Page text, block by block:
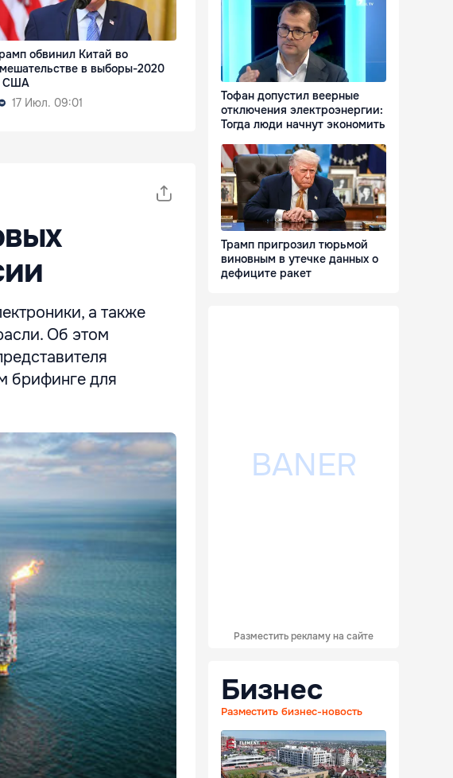
обвинил Китай во
в выборы-2020
США
17 Июл. 09:01
а также
Об этом
брифинге для
Тофан допустил веерные
отключения электроэнергии:
Тогда люди начнут экономить
Трамп пригрозил тюрьмой
виновным в утечке данных о
дефиците ракет
Разместить рекламу на сайте
Бизнес
Разместить бизнес-новость